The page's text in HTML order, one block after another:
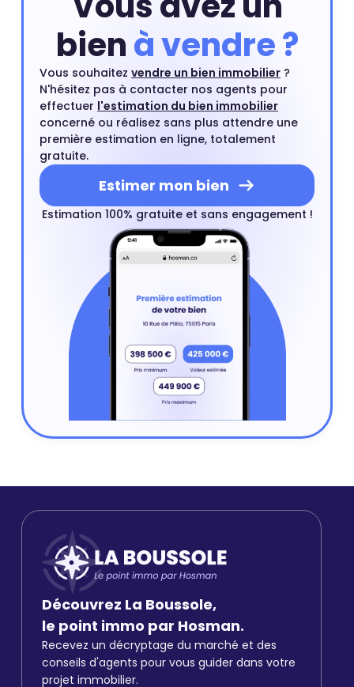
bienà vendre ?
Vous souhaitez vendre un bien immobilier ?
N'hésitez pas à contacter nos agents pour
effectuer l'estimation du bien immobilier
concerné ou réalisez sans plus attendre une
première estimation en ligne, totalement
gratuite.
Estimer mon bien
Estimation 100% gratuite et sans engagement !
Découvrez La Boussole,
le point immo par Hosman.
Recevez un décryptage du marché et des
conseils d'agents pour vous guider dans votre
projet immobilier.